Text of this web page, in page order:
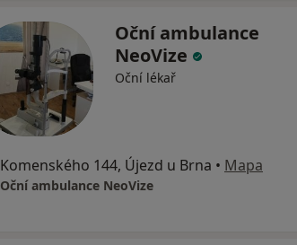
Oční ambulance
NeoVize
Oční lékař
Komenského 144, Újezd u Brna • Mapa
Oční ambulance NeoVize